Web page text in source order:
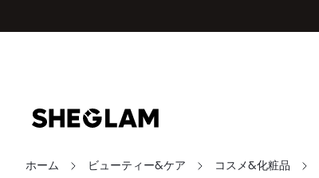
ホーム ビューティー&ケア コスメ&化粧品